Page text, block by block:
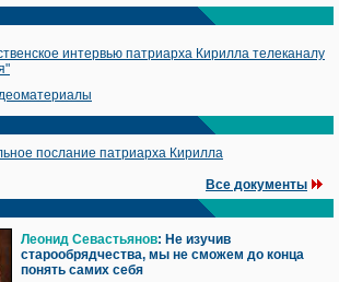
интервью патриарха Кирилла телеканалу
послание патриарха Кирилла
Все документы
Леонид Севастьянов: Не изучив
старообрядчества, мы не сможем до конца
понять самих себя